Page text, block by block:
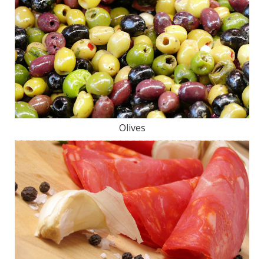
Olives